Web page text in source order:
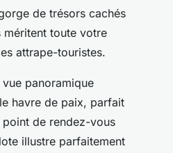
de trésors cachés
méritent toute votre
attrape-touristes.
panoramique
havre de paix, parfait
de rendez-vous
illustre parfaitement